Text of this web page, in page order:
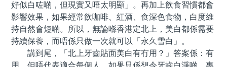
好似白咗啲，但現實又唔太明顯」。再加上飲食習慣都會
影響效果，如果經常飲咖啡、紅酒、食深色食物，白度維
持自然會短啲。所以，無論喺香港定北上，美白都係需要
持續保養，而唔係只做一次就可以「永久雪白」。
講到尾，「北上牙齒貼面美白有冇用？」答案係：有
用，但唔代表適合每個人。如果只係想令牙齒白淨啲，專